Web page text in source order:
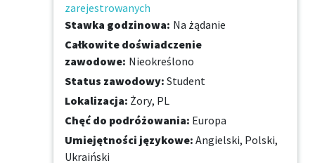
zarejestrowanych
Stawka godzinowa: Na żądanie
Całkowite doświadczenie
zawodowe: Nieokreślono
Status zawodowy: Student
Lokalizacja: Żory, PL
Chęć do podróżowania: Europa
Umiejętności językowe: Angielski, Polski,
Ukraiński